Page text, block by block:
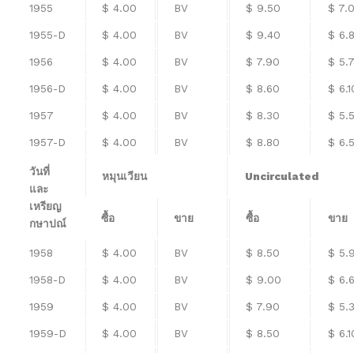
1955 $ 4.00 BV $ 9.50 $
1955-D $ 4.00 BV $ 9.40 $
1956 $ 4.00 BV $ 7.90 $
1956-D $ 4.00 BV $ 8.60 $
1957 $ 4.00 BV $ 8.30 $
1957-D $ 4.00 BV $ 8.80 $
วันที่
และ
เหรียญ
กษาปณ์
หมุนเวียน Uncirculated
ซื้อ ขาย ซื้อ ขาย
1958 $ 4.00 BV $ 8.50 $
1958-D $ 4.00 BV $ 9.00 $
1959 $ 4.00 BV $ 7.90 $
1959-D $ 4.00 BV $ 8.50 $